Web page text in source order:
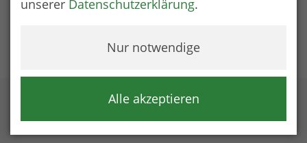
unserer Datenschutzerklärung.
Nur notwendige
Alle akzeptieren